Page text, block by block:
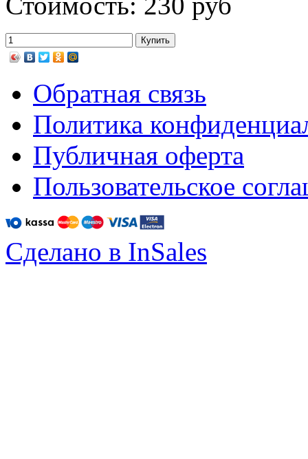
Обратная связь
Политика
Публичная оферта
Пользовательское
Сделано в InSales